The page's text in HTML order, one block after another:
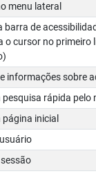
menu lateral
barra de
o cursor no primeiro
informações sobre
pesquisa rápida pelo
página inicial